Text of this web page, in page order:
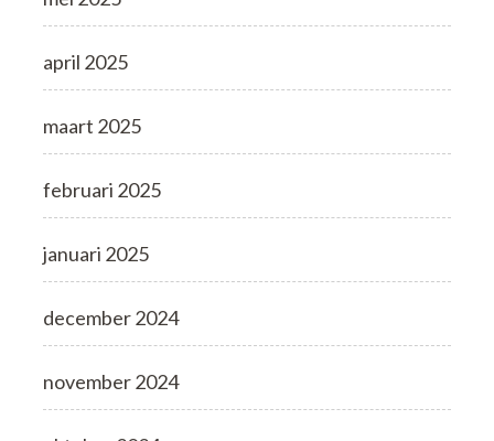
april 2025
maart 2025
februari 2025
januari 2025
december 2024
november 2024